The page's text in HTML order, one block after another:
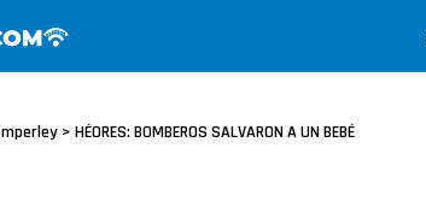
> HÉORES: BOMBEROS SALVARON A UN BEBÉ